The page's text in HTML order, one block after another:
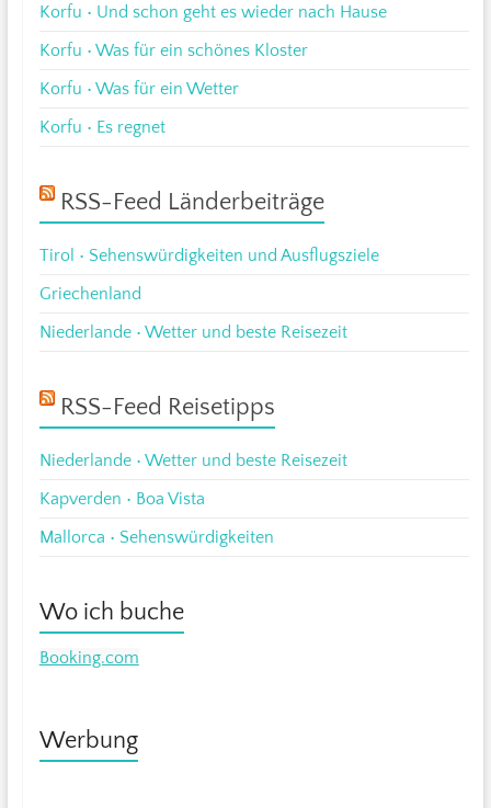
Korfu • Und schon geht es wieder nach Hause
Korfu • Was für ein schönes Kloster
Korfu • Was für ein Wetter
Korfu • Es regnet
RSS-Feed Länderbeiträge
Tirol • Sehenswürdigkeiten und Ausflugsziele
Griechenland
Niederlande • Wetter und beste Reisezeit
RSS-Feed Reisetipps
Niederlande • Wetter und beste Reisezeit
Kapverden • Boa Vista
Mallorca • Sehenswürdigkeiten
Wo ich buche
Booking.com
Werbung